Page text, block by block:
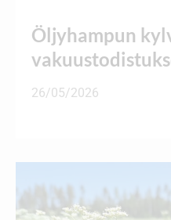
Öljyhampun
26/05/2026